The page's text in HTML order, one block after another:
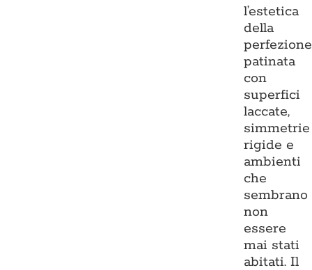
l’estetica
della
perfezione
patinata
con
superfici
laccate,
simmetrie
rigide e
ambienti
che
sembrano
non
essere
mai stati
abitati. Il